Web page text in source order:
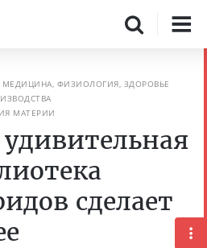
МЕДИЦИНА, ФИЗИОЛОГИЯ, ЗДОРОВЬЕ
МАТЕРИИ
сделает